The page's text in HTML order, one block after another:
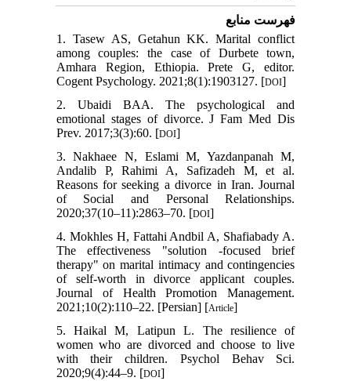
فهرست منابع
1. Tasew AS, Getahun KK. Marital conflict
among couples: the case of Durbete town,
Amhara Region, Ethiopia. Prete G, editor.
Cogent Psychology. 2021;8(1):1903127. [DOI]
2. Ubaidi BAA. The psychological and
emotional stages of divorce. J Fam Med Dis
Prev. 2017;3(3):60. [DOI]
3. Nakhaee N, Eslami M, Yazdanpanah M,
Andalib P, Rahimi A, Safizadeh M, et al.
Reasons for seeking a divorce in Iran. Journal
of Social and Personal Relationships.
2020;37(10–11):2863–70. [DOI]
4. Mokhles H, Fattahi Andbil A, Shafiabady A.
The effectiveness "solution -focused brief
therapy" on marital intimacy and contingencies
of self-worth in divorce applicant couples.
Journal of Health Promotion Management.
2021;10(2):110–22. [Persian] [Article]
5. Haikal M, Latipun L. The resilience of
women who are divorced and choose to live
with their children. Psychol Behav Sci.
2020;9(4):44–9. [DOI]